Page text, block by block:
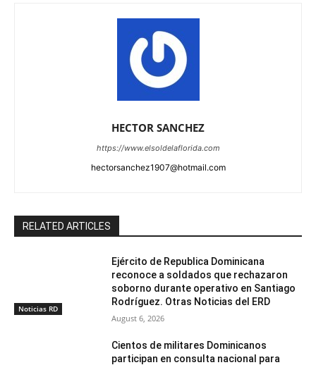
HECTOR SANCHEZ
https://www.elsoldelaflorida.com
hectorsanchez1907@hotmail.com
RELATED ARTICLES
Noticias RD
Ejército de Republica Dominicana
reconoce a soldados que rechazaron
soborno durante operativo en Santiago
Rodríguez. Otras Noticias del ERD
August 6, 2026
Cientos de militares Dominicanos
participan en consulta nacional para